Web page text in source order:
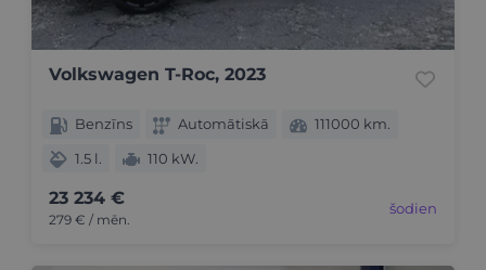
Volkswagen T-Roc, 2023
Benzīns Automātiskā
111000 km.
1.5 l.
110 kW.
23 234 €
279 € / mēn.
šodien